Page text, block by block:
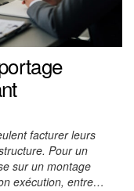
facturer leurs
Pour un
sur un montage
exécution, entre…